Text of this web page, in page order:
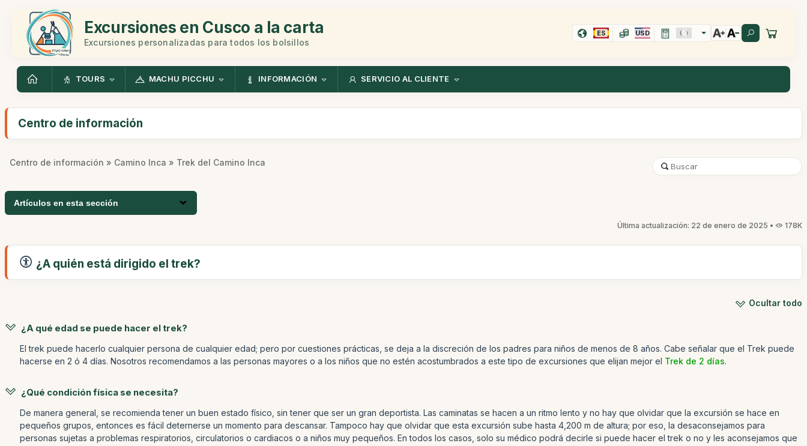
Excursiones en Cusco a la carta
Excursiones personalizadas para todos los bolsillos
ES USD
TOURS MACHU PICCHU INFORMACIÓN SERVICIO AL CLIENTE
Centro de información
Centro de información » Camino Inca » Trek del Camino Inca
Artículos en esta sección
Última actualización: 22 de enero de 2025 • 178K
¿A quién está dirigido el trek?
Ocultar todo
¿A qué edad se puede hacer el trek?
El trek puede hacerlo cualquier persona de cualquier edad; pero por cuestiones prácticas, se deja a la discreción de los padres para niños de menos de 8 años. Cabe señalar que el Trek puede
hacerse en 2 ó 4 días. Nosotros recomendamos a las personas mayores o a los niños que no estén acostumbrados a este tipo de excursiones que elijan mejor el Trek de 2 días.
¿Qué condición física se necesita?
De manera general, se recomienda tener un buen estado físico, sin tener que ser un gran deportista. Las caminatas se hacen a un ritmo lento y no hay que olvidar que la excursión se hace en
pequeños grupos, entonces es fácil deternerse un momento para descansar. Tampoco hay que olvidar que esta excursión sube hasta 4,200 m de altura; por eso, la desaconsejamos para
personas sujetas a problemas respiratorios, circulatorios o cardiacos o a niños muy pequeños. En todos los casos, solo su médico podrá decirle si puede hacer el trek o no y les aconsejamos que